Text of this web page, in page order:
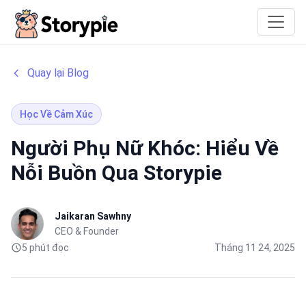
Quay lại Blog
Học Về Cảm Xúc
Người Phụ Nữ Khóc: Hiểu Về
Nỗi Buồn Qua Storypie
Jaikaran Sawhny
CEO & Founder
5 phút đọc
Tháng 11 24, 2025